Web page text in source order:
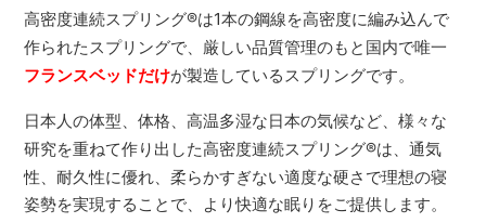
高密度連続スプリング®は1本の鋼線を高密度に編み込んで
作られたスプリングで、厳しい品質管理のもと国内で唯一
フランスベッドだけが製造しているスプリングです。
日本人の体型、体格、高温多湿な日本の気候など、様々な
研究を重ねて作り出した高密度連続スプリング®は、通気
性、耐久性に優れ、柔らかすぎない適度な硬さで理想の寝
姿勢を実現することで、より快適な眠りをご提供します。